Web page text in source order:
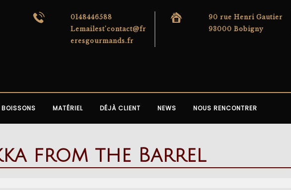
0148446588
Lemailest'contact@fr
eresgourmands.fr
90 rue Henri Gautier
93000 Bobigny
BOISSONS MATÉRIEL DÉJÀ CLIENT NEWS NOUS RENCONTRER
from the Barrel